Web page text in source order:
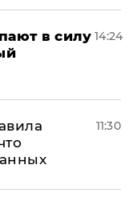
в силу 14:24
11:30